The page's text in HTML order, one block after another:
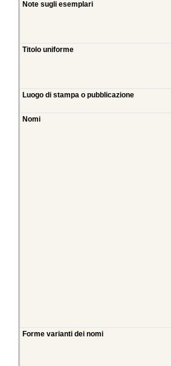
Note sugli esemplari
Titolo uniforme
Luogo di stampa o pubblicazione
Nomi
Forme varianti dei nomi